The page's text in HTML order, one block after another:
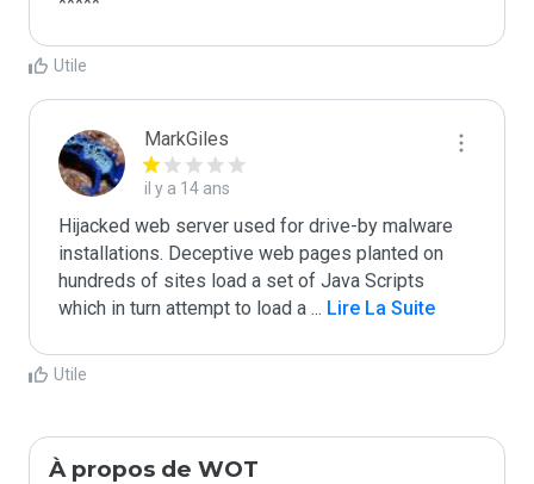
Utile
MarkGiles
il y a 14 ans
Hijacked web server used for drive-by malware
installations. Deceptive web pages planted on
hundreds of sites load a set of Java Scripts
which in turn attempt to load a ... Lire La Suite
Utile
À propos de WOT